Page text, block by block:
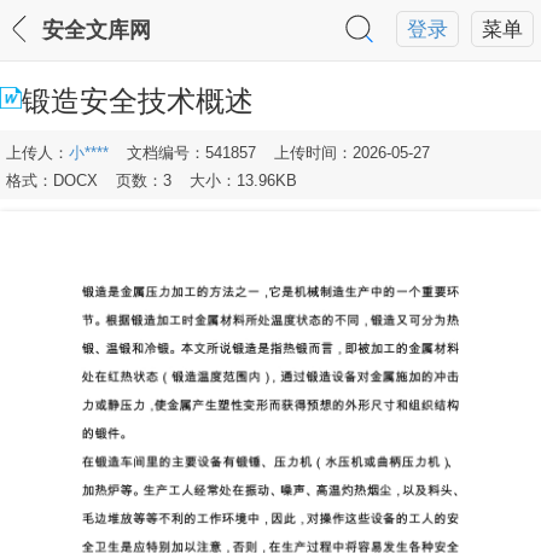
菜单
登录
安全文库网
锻造安全技术概述
上传人： 小**** 文档编号：541857
上传时间：2026-05-27
格式：DOCX
页数：3 大小：13.96KB